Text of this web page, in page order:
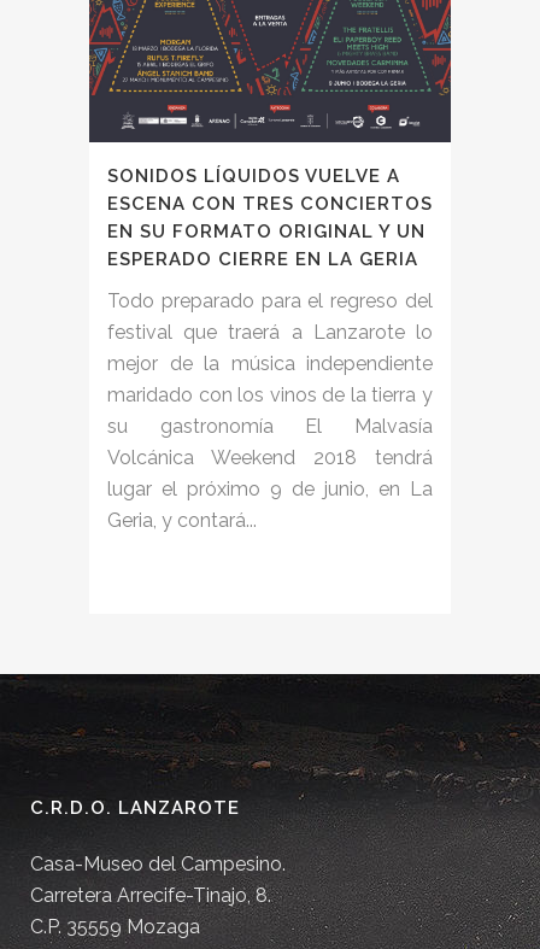
SONIDOS LÍQUIDOS VUELVE A
ESCENA CON TRES CONCIERTOS
EN SU FORMATO ORIGINAL Y UN
ESPERADO CIERRE EN LA GERIA
Todo preparado para el regreso del
festival que traerá a Lanzarote lo
mejor de la música independiente
maridado con los vinos de la tierra y
su gastronomía El Malvasía
Volcánica Weekend 2018 tendrá
lugar el próximo 9 de junio, en La
Geria, y contará...
C.R.D.O. LANZAROTE
Casa-Museo del Campesino.
Carretera Arrecife-Tinajo, 8.
C.P. 35559 Mozaga